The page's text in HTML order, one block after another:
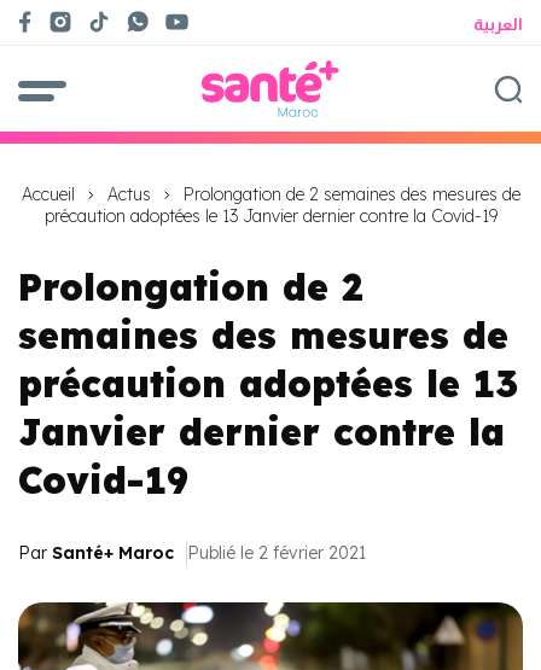
العربية
Accueil Actus
Prolongation de 2 semaines des mesures de
précaution adoptées le 13 Janvier dernier contre la Covid-19
Prolongation de 2
semaines des mesures de
précaution adoptées le 13
Janvier dernier contre la
Covid-19
Par Santé+ Maroc Publié le 2 février 2021